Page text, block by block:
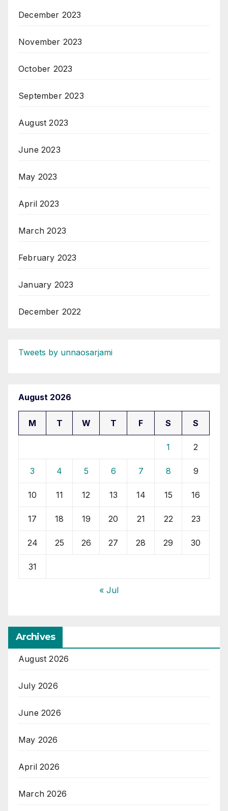
December 2023
November 2023
October 2023
September 2023
August 2023
June 2023
May 2023
April 2023
March 2023
February 2023
January 2023
December 2022
Tweets by unnaosarjami
August 2026
M T W T F S S
1 2
3 4 5 6 7 8 9
10 11 12 13 14 15 16
17 18 19 20 21 22 23
24 25 26 27 28 29 30
31
« Jul
Archives
August 2026
July 2026
June 2026
May 2026
April 2026
March 2026